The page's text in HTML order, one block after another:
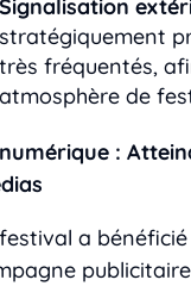
Signalisation
stratégiquement
très fréquentés,
atmosphère de
:
a